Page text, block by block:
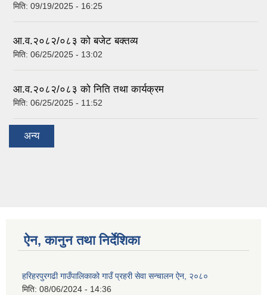
मिति: 09/19/2025 - 16:25
आ.व.२०८२/०८३ को बजेट बक्तव्य
मिति: 06/25/2025 - 13:02
आ.व.२०८२/०८३ को निति तथा कार्यक्रम
मिति: 06/25/2025 - 11:52
अन्य
ऐन, कानुन तथा निर्देशिका
हरिहरपुरगढी गाउँपालिकाको गाउँ प्रहरी सेवा सन्चालन ऐन, २०८०
मिति: 08/06/2024 - 14:36